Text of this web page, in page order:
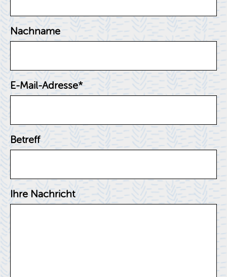
Nachname
E-Mail-Adresse*
Betreff
Ihre Nachricht